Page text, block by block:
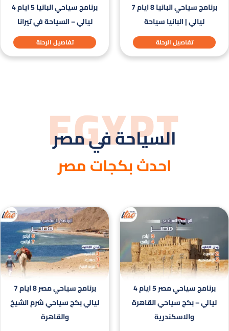
برنامج سياحي البانيا 8 ايام 7
ليالي | البانيا سياحة
تفاصيل الرحلة
برنامج سياحي البانيا 5 ايام 4
ليالي – السياحة في تيرانا
تفاصيل الرحلة
EGYPT
السياحة في مصر
احدث بكجات مصر
برنامج سياحي مصر 5 ايام 4
ليالي – بكج سياحي القاهرة
والاسكندرية
برنامج سياحي مصر 8 ايام 7
ليالي بكج سياحي شرم الشيخ
والقاهرة